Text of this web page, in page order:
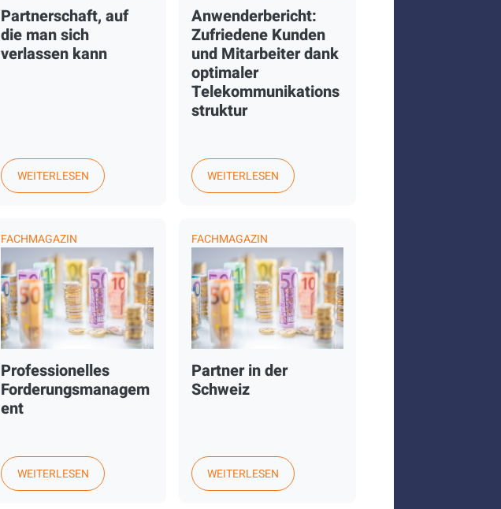
Partnerschaft, auf
die man sich
verlassen kann
WEITERLESEN
Anwenderbericht:
Zufriedene Kunden
und Mitarbeiter dank
optimaler
Telekommunikations
struktur
WEITERLESEN
FACHMAGAZIN
Professionelles
Forderungsmanagem
ent
WEITERLESEN
FACHMAGAZIN
Partner in der
Schweiz
WEITERLESEN